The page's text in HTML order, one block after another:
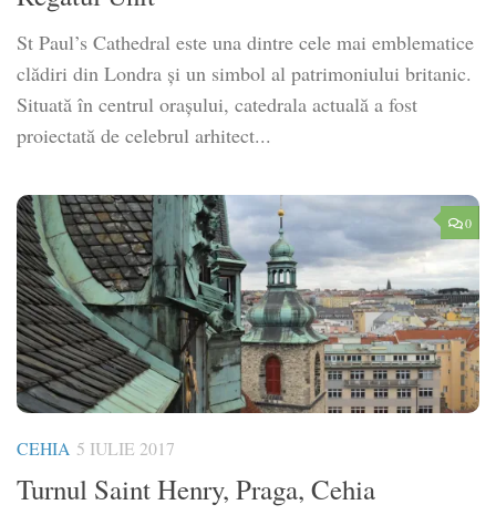
St Paul’s Cathedral este una dintre cele mai emblematice
clădiri din Londra și un simbol al patrimoniului britanic.
Situată în centrul orașului, catedrala actuală a fost
proiectată de celebrul arhitect...
0
CEHIA 5 IULIE 2017
Turnul Saint Henry, Praga, Cehia